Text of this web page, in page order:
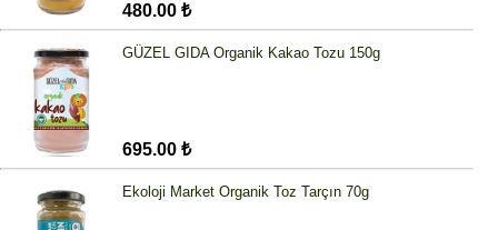
480.00 ₺
GÜZEL GIDA Organik Kakao Tozu 150g
695.00 ₺
Ekoloji Market Organik Toz Tarçın 70g